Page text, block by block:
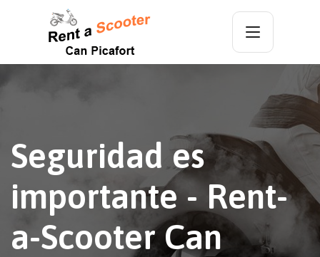
Seguridad es
importante - Rent-
a-Scooter Can